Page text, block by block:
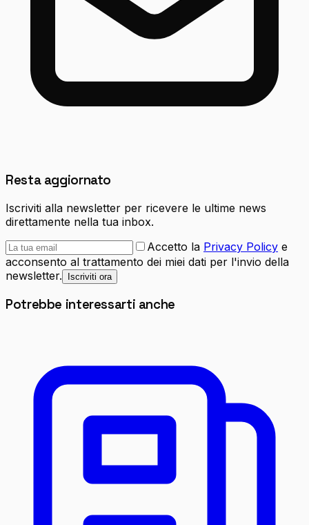
Resta aggiornato
Iscriviti alla newsletter per ricevere le ultime news
direttamente nella tua inbox.
Accetto la Privacy Policy e
acconsento al trattamento dei miei dati per l'invio della
newsletter.
Iscriviti ora
Potrebbe interessarti anche